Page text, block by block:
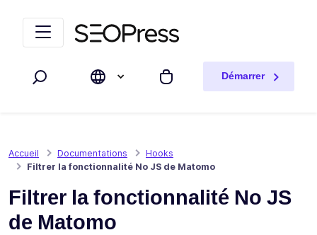
Rechercher Mon panier
Démarrer
Accueil Documentations
Hooks
Filtrer la fonctionnalité No JS de Matomo
Filtrer la fonctionnalité No JS
de Matomo